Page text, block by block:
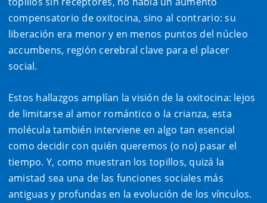
compensatorio de oxitocina, sino al contrario: su
liberación era menor y en menos puntos del núcleo
accumbens, región cerebral clave para el placer
social.
Estos hallazgos amplían la visión de la oxitocina: lejos
de limitarse al amor romántico o la crianza, esta
molécula también interviene en algo tan esencial
como decidir con quién queremos (o no) pasar el
tiempo. Y, como muestran los topillos, quizá la
amistad sea una de las funciones sociales más
antiguas y profundas en la evolución de los vínculos.